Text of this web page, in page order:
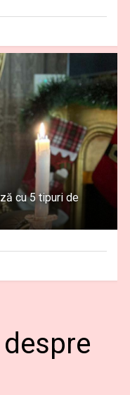
cu 5 tipuri de